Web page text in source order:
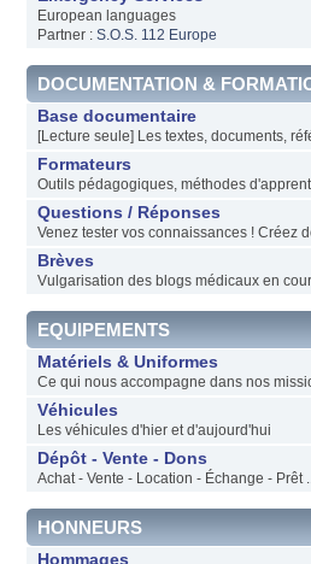
European languages
Partner : S.O.S. 112 Europe
DOCUMENTATION &
Base documentaire
[Lecture seule] Les textes, documents,
Formateurs
Outils pédagogiques, méthodes
Questions / Réponses
Venez tester vos connaissances ! Créez
Brèves
Vulgarisation des blogs médicaux en
EQUIPEMENTS
Matériels & Uniformes
Ce qui nous accompagne dans nos
Véhicules
Les véhicules d'hier et d'aujourd'hui
Dépôt - Vente - Dons
Achat - Vente - Location - Échange - Prêt ...
HONNEURS
Hommages